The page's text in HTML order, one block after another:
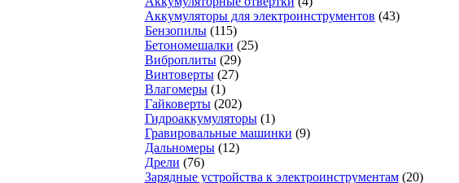
Аккумуляторы для электроинструментов (43)
Бензопилы (115)
Бетономешалки (25)
Виброплиты (29)
Винтоверты (27)
Влагомеры (1)
Гайковерты (202)
Гидроаккумуляторы (1)
Гравировальные машинки (9)
Дальномеры (12)
Дрели (76)
Зарядные устройства к электроинструментам (20)